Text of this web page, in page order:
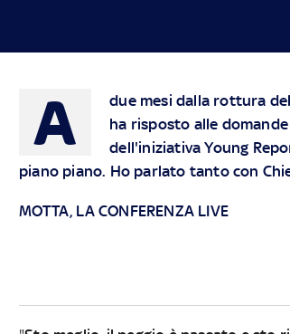
A
due mesi dalla rottura
ha risposto alle
dell'iniziativa Young
piano piano. Ho parlato tanto con
MOTTA, LA CONFERENZA LIVE